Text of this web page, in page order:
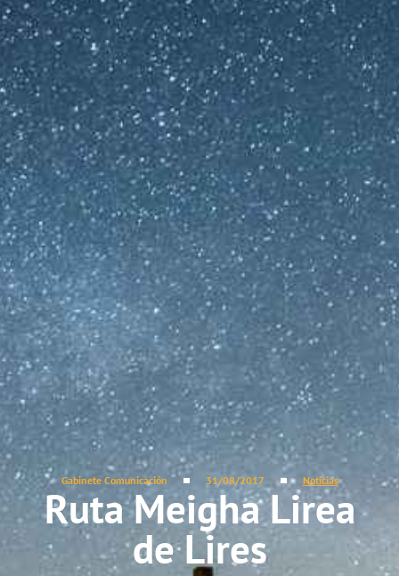
Gabinete Comunicación 31/08/2017 Noticias
Ruta Meigha Lirea
de Lires